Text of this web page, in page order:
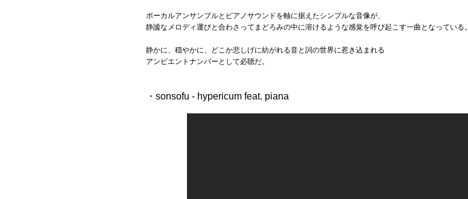
ボーカルアンサンブルとピアノサウンドを軸に据えたシンプルな音像が、
静謐なメロディ運びと合わさってまどろみの中に溶けるような感覚を呼び起こす一曲となっている。
静かに、穏やかに、どこか悲しげに紡がれる音と詞の世界に惹き込まれる
アンビエントナンバーとして必聴だ。
・sonsofu - hypericum feat. piana